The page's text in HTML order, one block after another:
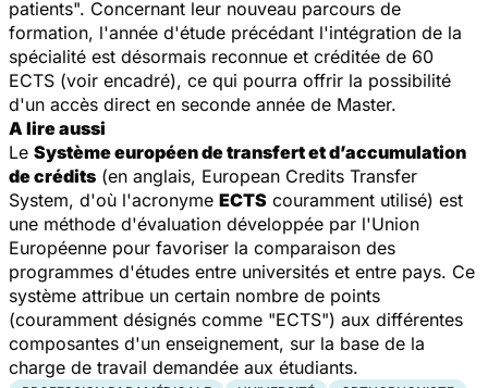
patients". Concernant leur nouveau parcours de
formation, l'année d'étude précédant l'intégration de la
spécialité est désormais reconnue et créditée de 60
ECTS (voir encadré), ce qui pourra offrir la possibilité
d'un accès direct en seconde année de Master.
A lire aussi
Le Système européen de transfert et d’accumulation
de crédits (en anglais, European Credits Transfer
System, d'où l'acronyme ECTS couramment utilisé) est
une méthode d'évaluation développée par l'Union
Européenne pour favoriser la comparaison des
programmes d'études entre universités et entre pays. Ce
système attribue un certain nombre de points
(couramment désignés comme "ECTS") aux différentes
composantes d'un enseignement, sur la base de la
charge de travail demandée aux étudiants.